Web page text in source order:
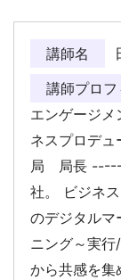
講師名
講師プロ
エンゲージ
ネスプロデ
局 局長
社。 ビジネ
のデジタルマ
ニング～実
から共感を集